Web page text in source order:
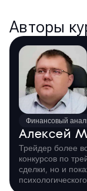
Авторы
Финансовый
Алексей
Трейдер более
конкурсов по
сделки, но и